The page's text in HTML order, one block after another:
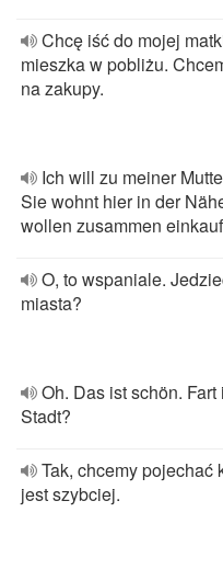
Chcę iść do mojej
mieszka w pobliżu.
na zakupy.
Ich will zu meiner
Sie wohnt hier in der
wollen zusammen
O, to wspaniale.
miasta?
Oh. Das ist schön.
Stadt?
Tak, chcemy pojechać
jest szybciej.